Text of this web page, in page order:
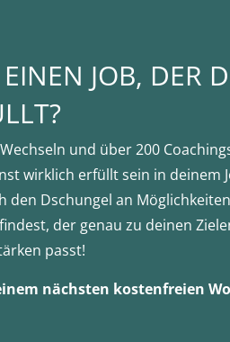
JOB, DER
und über 200
wirklich erfüllt sein in deinem
den Dschungel an
der genau zu deinen
passt!
nächsten kostenfreien